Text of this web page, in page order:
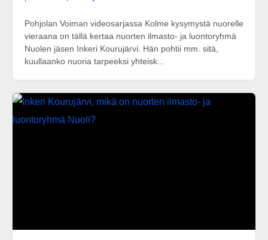
Pohjolan Voiman videosarjassa Kolme kysymystä nuorelle
vieraana on tällä kertaa nuorten ilmasto- ja luontoryhmä
Nuolen jäsen Inkeri Kourujärvi. Hän pohtii mm. sitä,
kuullaanko nuoria tarpeeksi yhteisk...